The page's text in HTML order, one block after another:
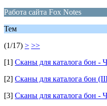
Работа сайта Fox Notes
Тем
(1/17) > >>
[1] Сканы для каталога бон -
[2] Сканы для каталога бон
[3] Сканы для каталога бон -